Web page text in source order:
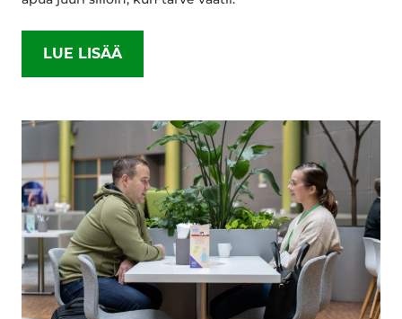
LUE LISÄÄ